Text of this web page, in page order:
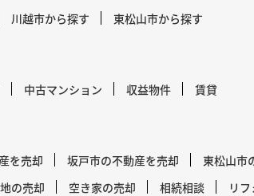
川越市から探す 東松山市から探す
中古マンション 収益物件 賃貸
を売却 坂戸市の不動産を売却
東松山市
の売却 空き家の売却 相続相談 リ